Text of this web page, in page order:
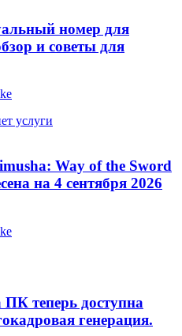
номер для
и советы для
услуги
Way of the Sword
на 4 сентября 2026
теперь доступна
генерация.